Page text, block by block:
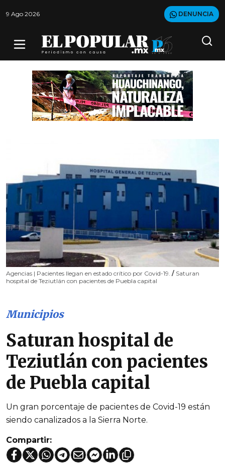
9 Ago 2026 DENUNCIA
Agencias | Pacientes llegan en estado crítico por Covid-19. / Saturan
hospital de Teziutlán con pacientes de Puebla capital
Municipios
Saturan hospital de
Teziutlán con pacientes
de Puebla capital
Un gran porcentaje de pacientes de Covid-19 están
siendo canalizados a la Sierra Norte.
Compartir: